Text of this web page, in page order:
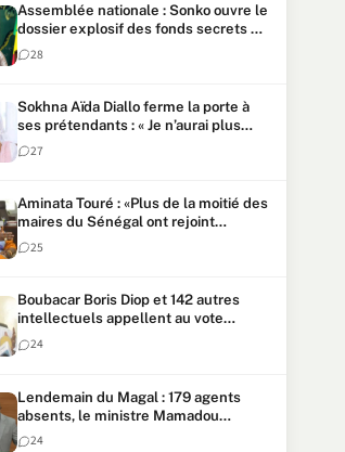
Assemblée nationale : Sonko ouvre le
dossier explosif des fonds secrets et
du patrimoine présidentiel
28
Sokhna Aïda Diallo ferme la porte à
ses prétendants : « Je n’aurai plus
jamais un autre mari »
27
Aminata Touré : «Plus de la moitié des
maires du Sénégal ont rejoint
Kiiraay»
25
Boubacar Boris Diop et 142 autres
intellectuels appellent au vote
urgent de la révision
constitutionnelle
24
Lendemain du Magal : 179 agents
absents, le ministre Mamadou
Lamine Dianté exige des explications
24